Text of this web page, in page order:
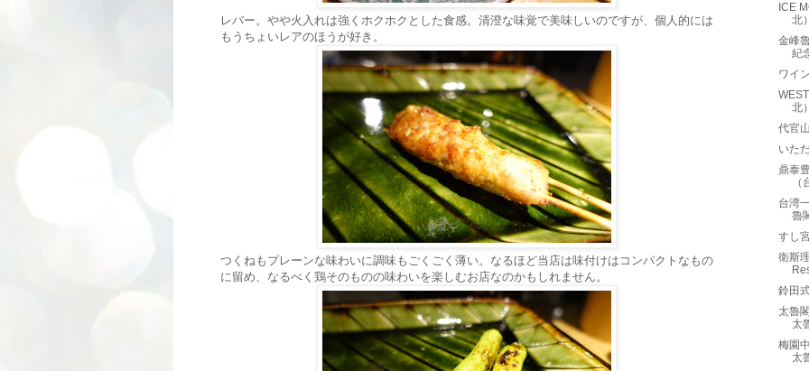
レバー。やや火入れは強くホクホクとした食感。清澄な味覚で美味しいのですが、個人的には
もうちょいレアのほうが好き。
つくねもプレーンな味わいに調味もごくごく薄い。なるほど当店は味付けはコンパクトなもの
に留め、なるべく鶏そのものの味わいを楽しむお店なのかもしれません。
ICE
北
金峰
紀
ワイ
北
代官
いた
鼎泰
台湾
魯
すし
衛斯
鈴田
太魯
太
梅園
太